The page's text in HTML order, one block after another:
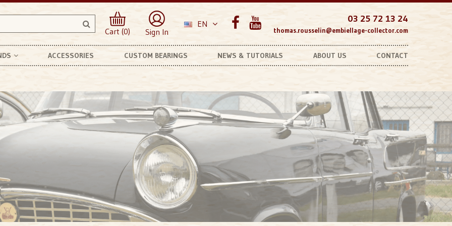
Cart (0) Sign In
EN 03 25 72 13 24
thomas.rousselin@embiellage-collector.com
ACCESSORIES CUSTOM BEARINGS NEWS & TUTORIALS ABOUT US CONTACT